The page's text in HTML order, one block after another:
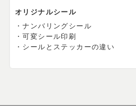
オリジナルシール
ナンバリングシール
可変シール印刷
シールとステッカーの違い